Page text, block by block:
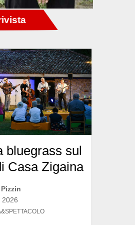
bluegrass sul
Casa Zigaina
2026